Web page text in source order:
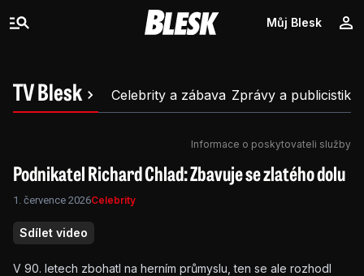
Můj Blesk
TV Blesk Celebrity a zábava Zprávy a publicistika
Informace o poskytovateli služby
Podnikatel Richard Chlad: Zbavuje se zlatého dolu
1. července 2026Celebrity
Sdílet video
V 90. letech zbohatl na herním průmyslu, ten se ale rozhodl